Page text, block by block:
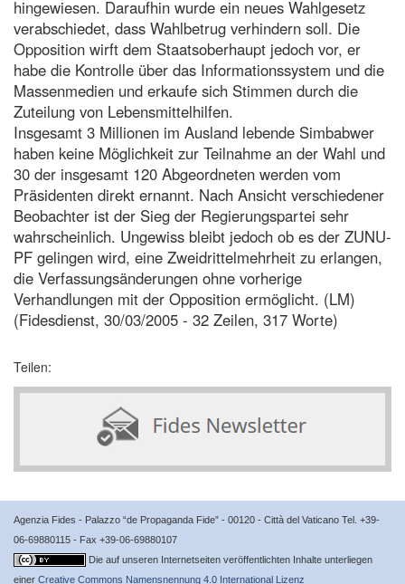
hingewiesen. Daraufhin wurde ein neues Wahlgesetz
verabschiedet, dass Wahlbetrug verhindern soll. Die
Opposition wirft dem Staatsoberhaupt jedoch vor, er
habe die Kontrolle über das Informationssystem und die
Massenmedien und erkaufe sich Stimmen durch die
Zuteilung von Lebensmittelhilfen.
Insgesamt 3 Millionen im Ausland lebende Simbabwer
haben keine Möglichkeit zur Teilnahme an der Wahl und
30 der insgesamt 120 Abgeordneten werden vom
Präsidenten direkt ernannt. Nach Ansicht verschiedener
Beobachter ist der Sieg der Regierungspartei sehr
wahrscheinlich. Ungewiss bleibt jedoch ob es der ZUNU-
PF gelingen wird, eine Zweidrittelmehrheit zu erlangen,
die Verfassungsänderungen ohne vorherige
Verhandlungen mit der Opposition ermöglicht. (LM)
(Fidesdienst, 30/03/2005 - 32 Zeilen, 317 Worte)
Teilen:
Agenzia Fides - Palazzo “de Propaganda Fide” - 00120 - Città del Vaticano Tel. +39-
06-69880115 - Fax +39-06-69880107
Die auf unseren Internetseiten veröffentlichten Inhalte unterliegen
einer Creative Commons Namensnennung 4.0 International Lizenz